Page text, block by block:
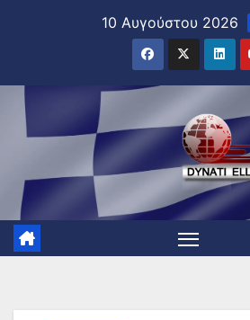
10 Αυγούστου 2026